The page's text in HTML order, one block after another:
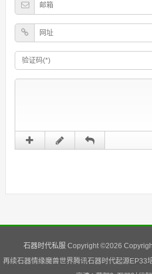
石器时代私服 Copyright ©2026
再续石器情缘魔兽世界腾讯石器时代起源EP33